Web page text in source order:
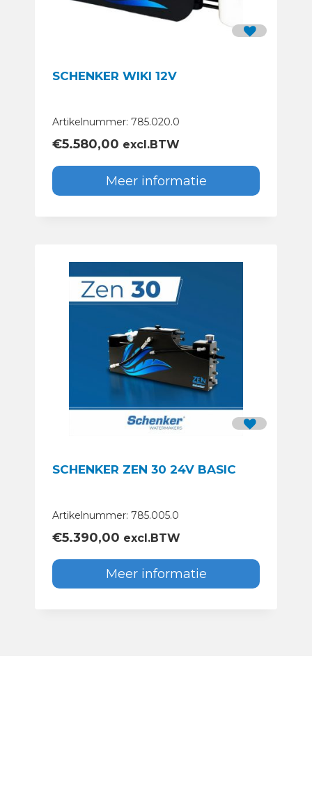
SCHENKER WIKI 12V
Artikelnummer: 785.020.0
€5.580,00 excl.BTW
Meer informatie
SCHENKER ZEN 30 24V BASIC
Artikelnummer: 785.005.0
€5.390,00 excl.BTW
Meer informatie